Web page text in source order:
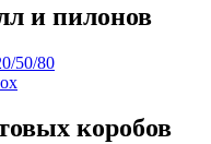
и пилонов
50/80
коробов